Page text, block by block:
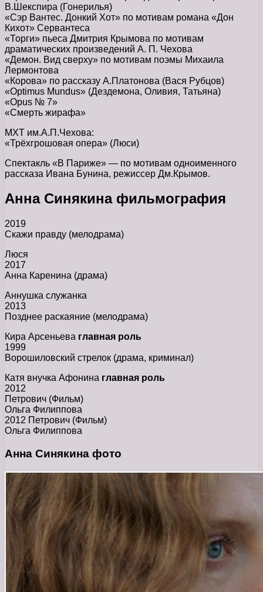
В.Шекспира (Гонерилья)
«Сэр Вантес. Донкий Хот» по мотивам романа «Дон
Кихот» Сервантеса
«Торги» пьеса Дмитрия Крымова по мотивам
драматических произведений А. П. Чехова
«Демон. Вид сверху» по мотивам поэмы Михаила
Лермонтова
«Корова» по рассказу А.Платонова (Вася Рубцов)
«Optimus Mundus» (Дездемона, Оливия, Татьяна)
«Opus № 7»
«Смерть жирафа»
МХТ им.А.П.Чехова:
«Трёхгрошовая опера» (Люси)
Спектакль «В Париже» — по мотивам одноименного
рассказа Ивана Бунина, режиссер Дм.Крымов.
Анна Синякина фильмография
2019
Скажи правду (мелодрама)
Люся
2017
Анна Каренина (драма)
Аннушка служанка
2013
Позднее раскаяние (мелодрама)
Кира Арсеньева главная роль
1999
Ворошиловский стрелок (драма, криминал)
Катя внучка Афонина главная роль
2012
Петрович (Фильм)
Ольга Филиппова
2012 Петрович (Фильм)
Ольга Филиппова
Анна Синякина фото